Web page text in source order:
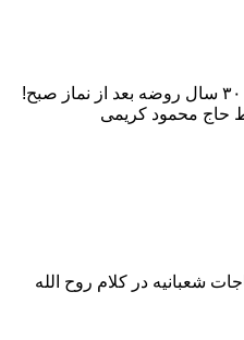
30 سال روضه بعد از نماز صبح ۳۰ سال روضه بعد از نماز صبح!
حاج محمود کریمی
شعبانیه در کلام روح الله